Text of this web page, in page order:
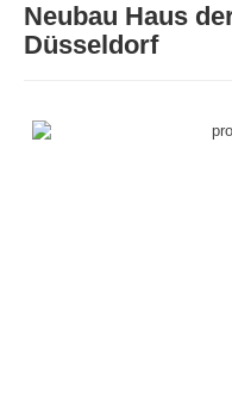
Neubau Haus
Düsseldorf